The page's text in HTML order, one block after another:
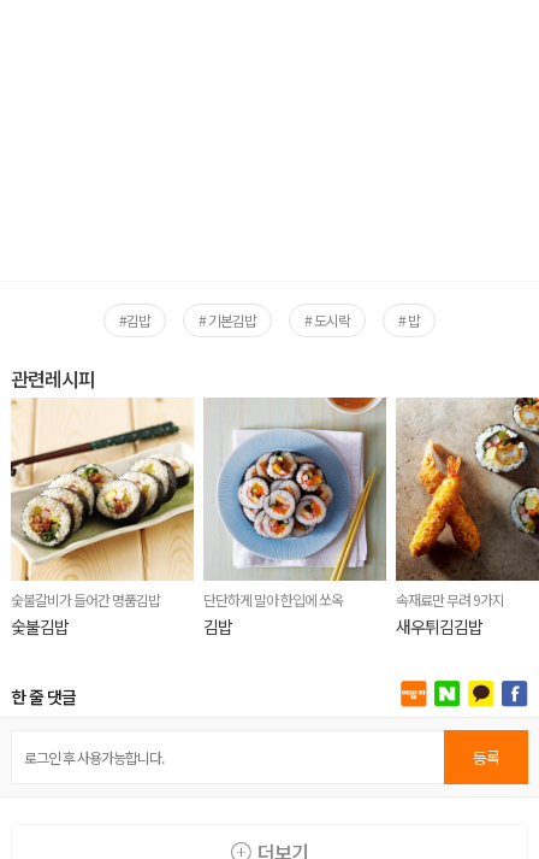
#김밥 # 기본김밥 # 도시락 # 밥
관련레시피
숯불갈비가 들어간 명품김밥
숯불김밥
단단하게 말아 한입에 쏘옥
김밥
속재료만 무려 9가지
새우튀김김밥
한 줄 댓글
등록
더보기